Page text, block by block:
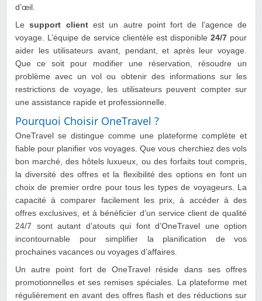
d’œil.
Lesupport clientest un autre point fort de l’agence de
voyage. L’équipe de service clientèle est disponible 24/7 pour
aider les utilisateurs avant, pendant, et après leur voyage.
Que ce soit pour modifier une réservation, résoudre un
problème avec un vol ou obtenir des informations sur les
restrictions de voyage, les utilisateurs peuvent compter sur
une assistance rapide et professionnelle.
Pourquoi Choisir OneTravel ?
OneTravel se distingue comme une plateforme complète et
fiable pour planifier vos voyages. Que vous cherchiez des vols
bon marché, des hôtels luxueux, ou des forfaits tout compris,
la diversité des offres et la flexibilité des options en font un
choix de premier ordre pour tous les types de voyageurs. La
capacité à comparer facilement les prix, à accéder à des
offres exclusives, et à bénéficier d’un service client de qualité
24/7 sont autant d’atouts qui font d’OneTravel une option
incontournable pour simplifier la planification de vos
prochaines vacances ou voyages d’affaires.
Un autre point fort de OneTravel réside dans ses offres
promotionnelles et ses remises spéciales. La plateforme met
régulièrement en avant des offres flash et des réductions sur